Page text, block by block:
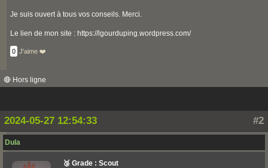
Je suis ouvert à tous vos conseils. Merci.
Le lien de mon site : https://lgourduping.wordpress.com/
0 J'aime ❤️
🔴 Hors ligne
#2
2024-05-27 12:54:33
Dula
🥉 Grade : Scout